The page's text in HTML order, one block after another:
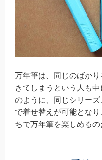
万年筆は、同じのばか
きてしまうという人も
のように、同じシリー
で着せ替えが可能とな
ちで万年筆を楽しめるの